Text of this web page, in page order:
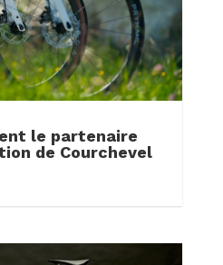
le partenaire
de Courchevel